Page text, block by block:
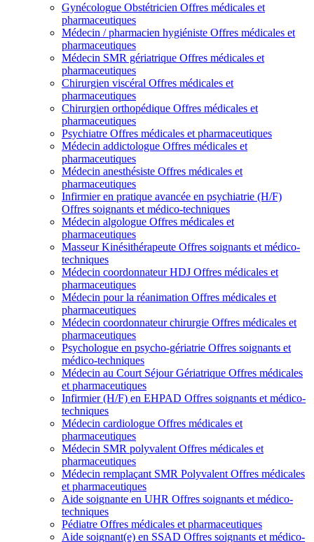
Gynécologue Obstétricien Offres médicales et
pharmaceutiques
Médecin / pharmacien hygiéniste Offres médicales et
pharmaceutiques
Médecin SMR gériatrique Offres médicales et
pharmaceutiques
Chirurgien viscéral Offres médicales et
pharmaceutiques
Chirurgien orthopédique Offres médicales et
pharmaceutiques
Psychiatre Offres médicales et pharmaceutiques
Médecin addictologue Offres médicales et
pharmaceutiques
Médecin anesthésiste Offres médicales et
pharmaceutiques
Infirmier en pratique avancée en psychiatrie (H/F)
Offres soignants et médico-techniques
Médecin algologue Offres médicales et
pharmaceutiques
Masseur Kinésithérapeute Offres soignants et médico-
techniques
Médecin coordonnateur HDJ Offres médicales et
pharmaceutiques
Médecin pour la réanimation Offres médicales et
pharmaceutiques
Médecin coordonnateur chirurgie Offres médicales et
pharmaceutiques
Psychologue en psycho-gériatrie Offres soignants et
médico-techniques
Médecin au Court Séjour Gériatrique Offres médicales
et pharmaceutiques
Infirmier (H/F) en EHPAD Offres soignants et médico-
techniques
Médecin cardiologue Offres médicales et
pharmaceutiques
Médecin SMR polyvalent Offres médicales et
pharmaceutiques
Médecin remplaçant SMR Polyvalent Offres médicales
et pharmaceutiques
Aide soignante en UHR Offres soignants et médico-
techniques
Pédiatre Offres médicales et pharmaceutiques
Aide soignant(e) en SSAD Offres soignants et médico-